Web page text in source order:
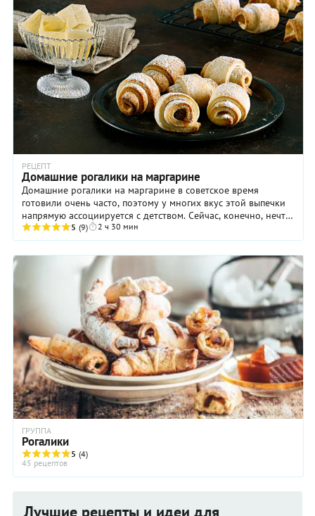
РЕЦЕПТ
Домашние рогалики на маргарине
Домашние рогалики на маргарине в советское время
готовили очень часто, поэтому у многих вкус этой выпечки
напрямую ассоциируется с детством. Сейчас, конечно, нечто
похожее вы легко можете купить в ...
5 (9) 2 ч 30 мин
ГРУППА
Рогалики
5 (4)
45 рецептов
Лучшие рецепты и идеи для